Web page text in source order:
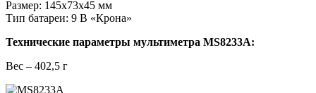
Размер: 145х73х45 мм
Тип батареи: 9 В «Крона»
Технические параметры мультиметра MS8233A:
Вес – 402,5 г